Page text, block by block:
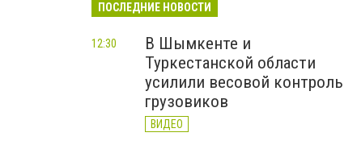
ПОСЛЕДНИЕ НОВОСТИ
В Шымкенте и
Туркестанской области
усилили весовой контроль
грузовиков
ВИДЕО
12:30